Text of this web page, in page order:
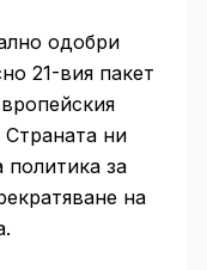
одобри
21-вия пакет
ни
политика за
на